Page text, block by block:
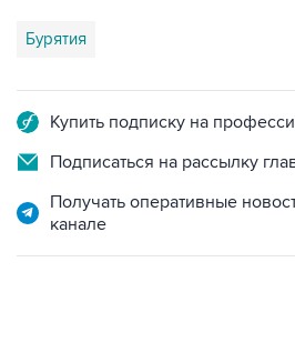
Бурятия
Купить подписку на
Подписаться на рассылку
Получать оперативные
канале